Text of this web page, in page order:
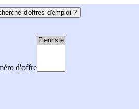
d'offres d'emploi ?
d'offre